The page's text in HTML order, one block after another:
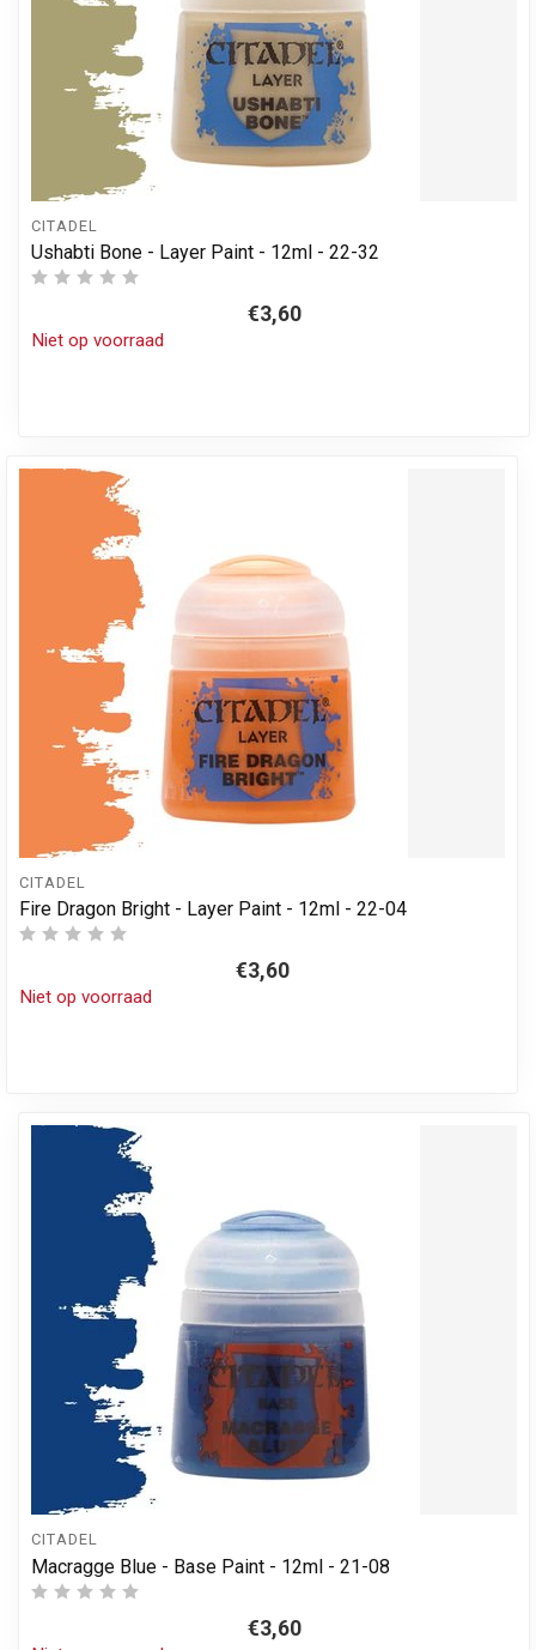
CITADEL
Ushabti Bone - Layer Paint - 12ml - 22-32
€3,60
Niet op voorraad
CITADEL
Fire Dragon Bright - Layer Paint - 12ml - 22-04
€3,60
Niet op voorraad
CITADEL
Macragge Blue - Base Paint - 12ml - 21-08
€3,60